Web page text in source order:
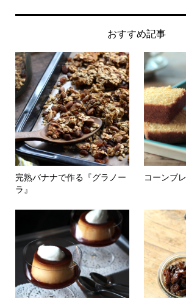
おすすめ記事
完熟バナナで作る『グラノー
ラ』
コーンブ